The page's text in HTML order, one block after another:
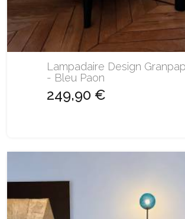
Lampadaire Design
- Bleu Paon
249,90 €